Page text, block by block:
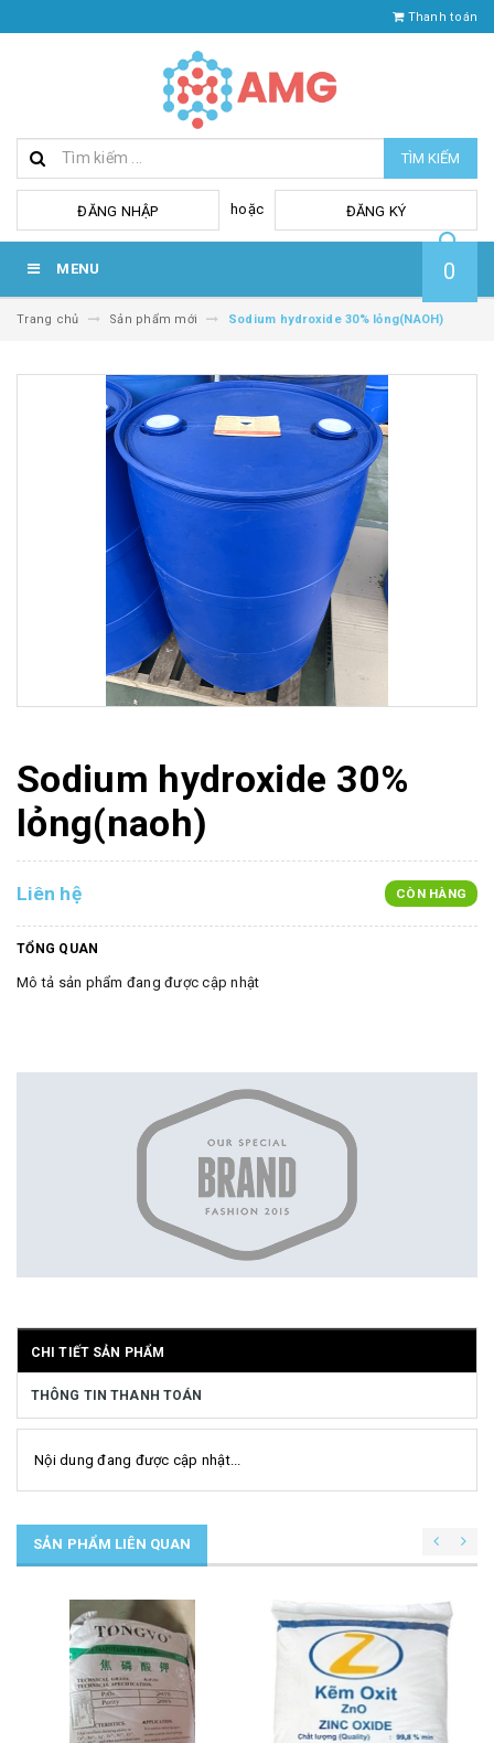
Thanh toán
TÌM KIẾM
ĐĂNG NHẬP hoặc ĐĂNG KÝ
MENU 0
Trang chủ Sản phẩm mới Sodium hydroxide 30% lỏng(NAOH)
Sodium hydroxide 30%
lỏng(naoh)
Liên hệ CÒN HÀNG
TỔNG QUAN
Mô tả sản phẩm đang được cập nhật
CHI TIẾT SẢN PHẨM
THÔNG TIN THANH TOÁN
Nội dung đang được cập nhật...
SẢN PHẨM LIÊN QUAN